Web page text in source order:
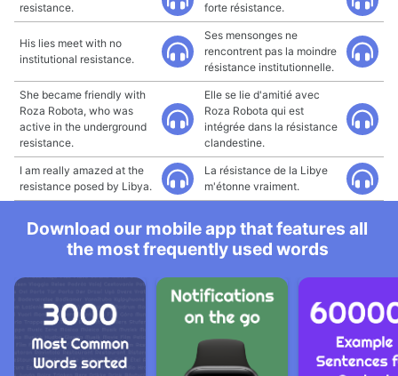
resistance.
forte résistance.
His lies meet with no
institutional resistance.
Ses mensonges ne
rencontrent pas la moindre
résistance institutionnelle.
She became friendly with
Roza Robota, who was
active in the underground
resistance.
Elle se lie d'amitié avec
Roza Robota qui est
intégrée dans la résistance
clandestine.
I am really amazed at the
resistance posed by Libya.
La résistance de la Libye
m'étonne vraiment.
Download our mobile app that features all
the most frequently used words